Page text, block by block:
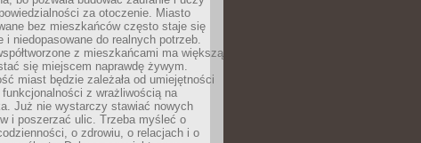
za otoczenie. Miasto
bez mieszkańców często staje się
i niedopasowane do realnych potrzeb.
z mieszkańcami ma większą
się miejscem naprawdę żywym.
miast będzie zależała od umiejętności
funkcjonalności z wrażliwością na
Już nie wystarczy stawiać nowych
i poszerzać ulic. Trzeba myśleć o
o zdrowiu, o relacjach i o